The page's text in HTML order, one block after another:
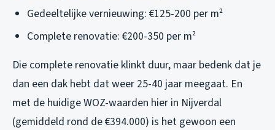
Gedeeltelijke vernieuwing: €125-200 per m²
Complete renovatie: €200-350 per m²
Die complete renovatie klinkt duur, maar bedenk dat je
dan een dak hebt dat weer 25-40 jaar meegaat. En
met de huidige WOZ-waarden hier in Nijverdal
(gemiddeld rond de €394.000) is het gewoon een